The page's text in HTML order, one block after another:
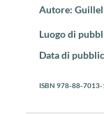
Autore:
Luogo di
Data di
ISBN 978-88-